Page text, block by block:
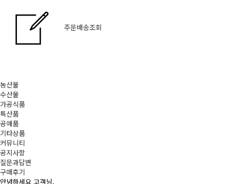
주문배송조회
농산물
수산물
가공식품
특산품
공예품
기타상품
커뮤니티
공지사항
질문과답변
구매후기
안녕하세요 고객님,